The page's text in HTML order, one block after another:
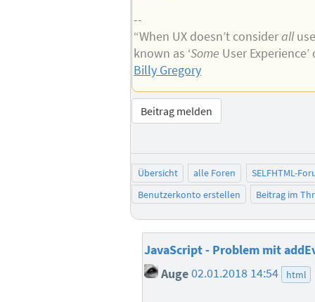
--
“When UX doesn’t considerall
known as ‘Some User
Billy Gregory
Beitrag melden
Übersicht alle Foren
SELFHTML-
Benutzerkonto erstellen
Beitrag im
JavaScript - Problem mit
Auge02.01.2018 14:54 html